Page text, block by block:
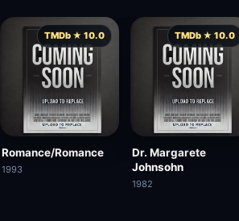
TMDb ★ 10.0
Romance/Romance
1993
TMDb ★ 10.0
Dr. Margarete
Johnsohn
1982